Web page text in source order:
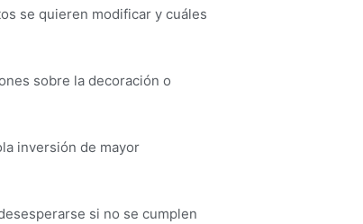
se quieren modificar y cuáles
sobre la decoración o
inversión de mayor
si no se cumplen